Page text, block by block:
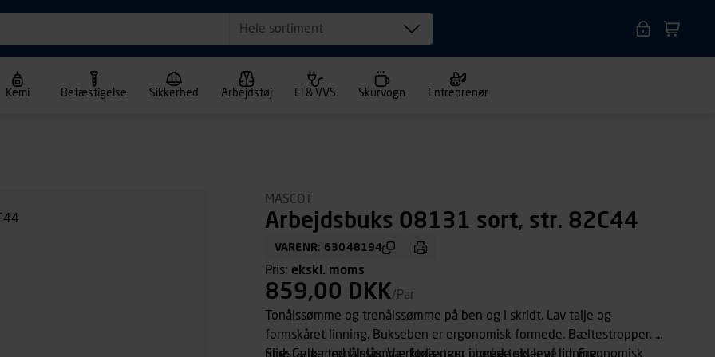
Hele sortiment
Kemi Befæstigelse Sikkerhed Arbejdstøj El & VVS Skurvogn Entreprenør
MASCOT
Arbejdsbuks 08131 sort, str. 82C44
VARENR: 63048194
Pris: ekskl. moms
859,00 DKK/Par
Tonålssømme og trenålssømme på ben og i skridt. Lav talje og
formskåret linning. Bukseben er ergonomisk formede. Bæltestropper. D-
ring. Gylp med lynlås. Værktøjsstrop i begge sider af linning.
Slidstærke trenålssømme forlænger produktets levetid. Ergonomisk